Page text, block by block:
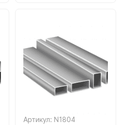
Артикул: N1804